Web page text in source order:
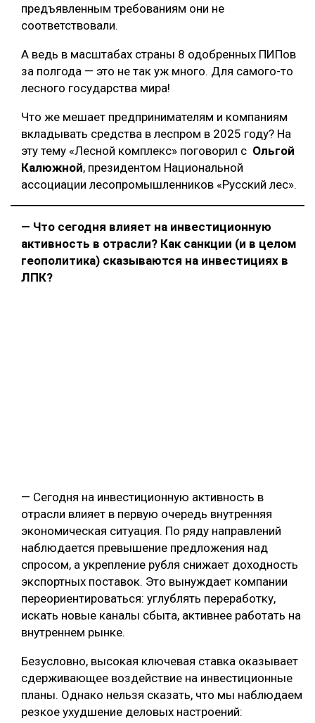
предъявленным требованиям они не
соответствовали.
А ведь в масштабах страны 8 одобренных ПИПов
за полгода — это не так уж много. Для самого-то
лесного государства мира!
Что же мешает предпринимателям и компаниям
вкладывать средства в леспром в 2025 году? На
эту тему «Лесной комплекс» поговорил с Ольгой
Калюжной, президентом Национальной
ассоциации лесопромышленников «Русский лес».
— Что сегодня влияет на инвестиционную
активность в отрасли? Как санкции (и в целом
геополитика) сказываются на инвестициях в
ЛПК?
— Сегодня на инвестиционную активность в
отрасли влияет в первую очередь внутренняя
экономическая ситуация. По ряду направлений
наблюдается превышение предложения над
спросом, а укрепление рубля снижает доходность
экспортных поставок. Это вынуждает компании
переориентироваться: углублять переработку,
искать новые каналы сбыта, активнее работать на
внутреннем рынке.
Безусловно, высокая ключевая ставка оказывает
сдерживающее воздействие на инвестиционные
планы. Однако нельзя сказать, что мы наблюдаем
резкое ухудшение деловых настроений: